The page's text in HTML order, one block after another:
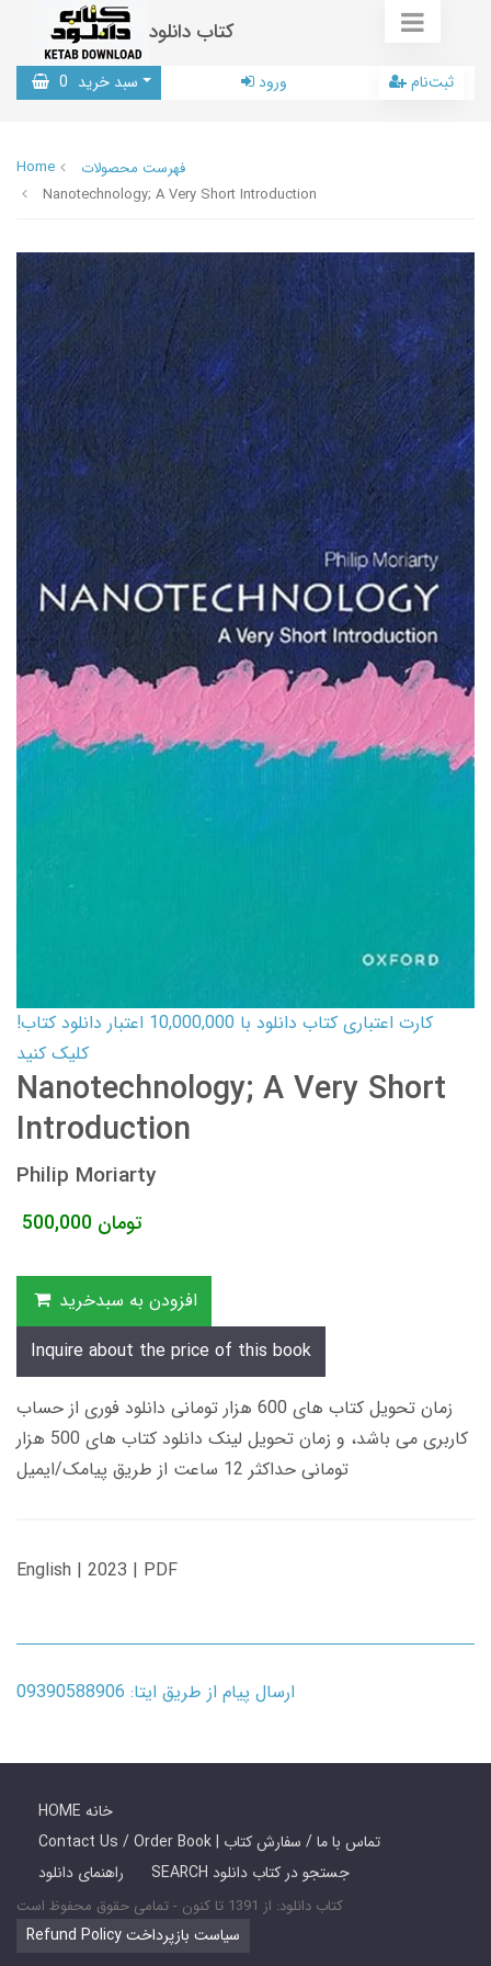
کتاب دانلود
سبد خرید 0 ورود ثبت‌نام
Home
فهرست محصولات
Nanotechnology; A Very Short Introduction
کارت اعتباری کتاب دانلود با 10,000,000 اعتبار دانلود کتاب!
کلیک کنید
Nanotechnology; A Very Short
Introduction
Philip Moriarty
500,000 تومان
افزودن به سبدخرید
Inquire about the price of this book
زمان تحویل کتاب های 600 هزار تومانی دانلود فوری از حساب
کاربری می باشد، و زمان تحویل لینک دانلود کتاب های 500 هزار
تومانی حداکثر 12 ساعت از طریق پیامک/ایمیل
English | 2023 | PDF
ارسال پیام از طریق ایتا: 09390588906
HOME خانه
Contact Us / Order Book | تماس با ما / سفارش کتاب
راهنمای دانلود
SEARCH جستجو در کتاب دانلود
کتاب دانلود: از 1391 تا کنون - تمامی حقوق محفوظ است
Refund Policy سیاست بازپرداخت